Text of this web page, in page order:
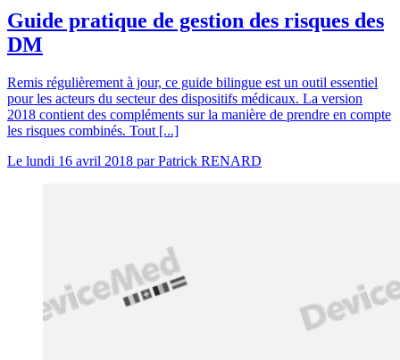
Guide pratique de gestion des risques des
DM
Remis régulièrement à jour, ce guide bilingue est un outil essentiel
pour les acteurs du secteur des dispositifs médicaux. La version
2018 contient des compléments sur la manière de prendre en compte
les risques combinés. Tout [...]
Le lundi 16 avril 2018 parPatrick RENARD